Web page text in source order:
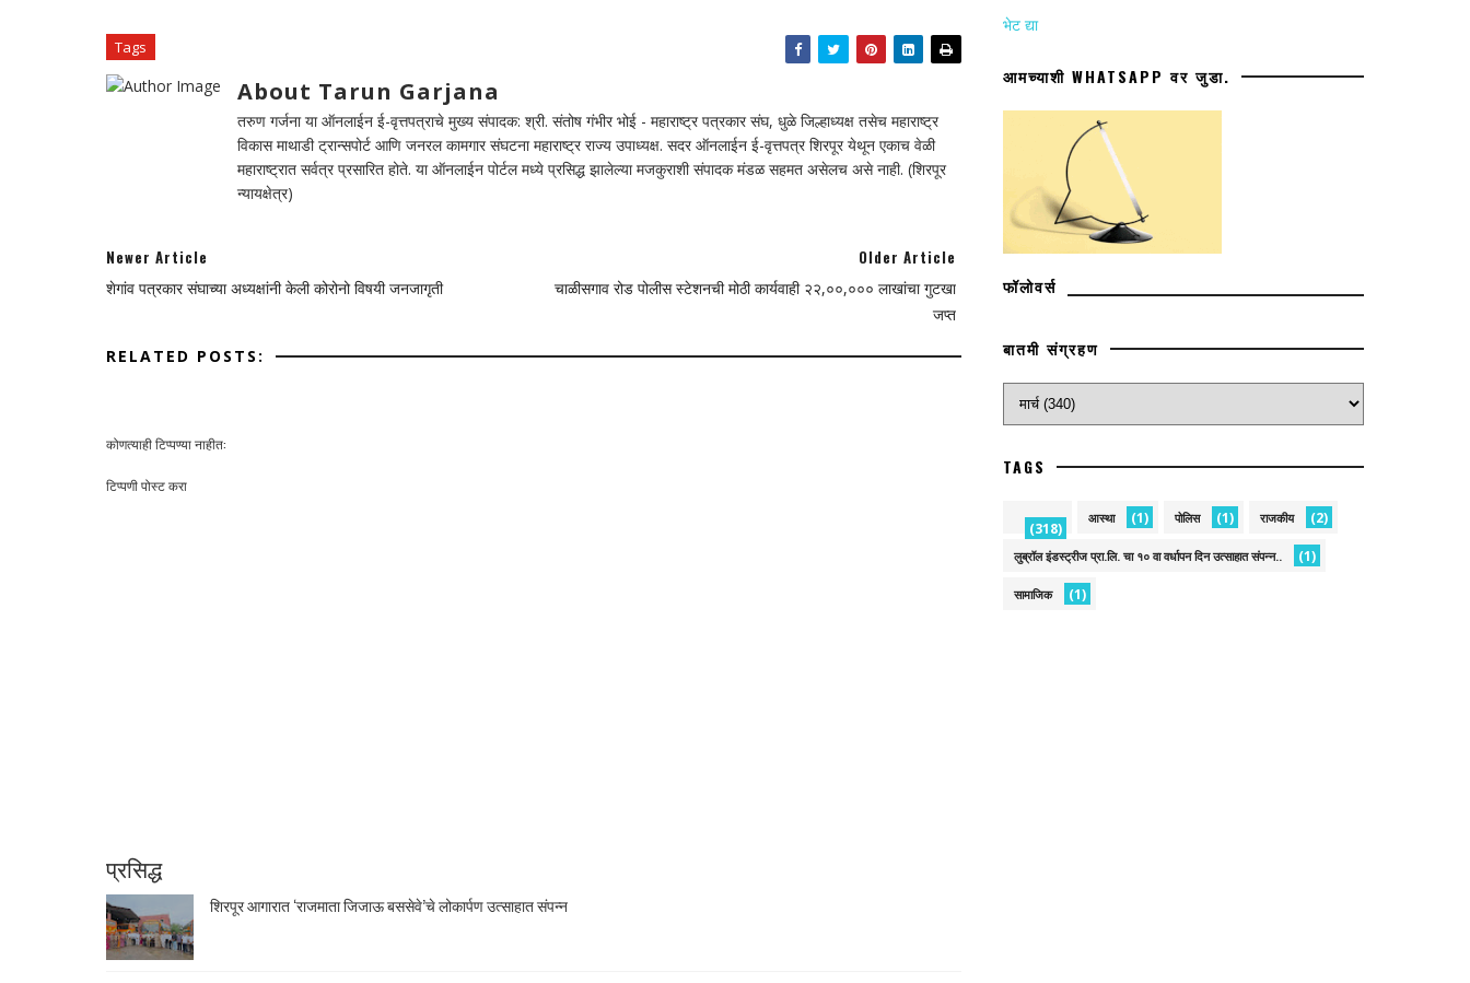
Tags
About Tarun Garjana
तरुण गर्जना या ऑनलाईन ई-वृत्तपत्राचे मुख्य संपादक: श्री. संतोष गंभीर भोई - महाराष्ट्र पत्रकार संघ, धुळे जिल्हाध्यक्ष तसेच महाराष्ट्र
विकास माथाडी ट्रान्सपोर्ट आणि जनरल कामगार संघटना महाराष्ट्र राज्य उपाध्यक्ष. सदर ऑनलाईन ई-वृत्तपत्र शिरपूर येथून एकाच वेळी
महाराष्ट्रात सर्वत्र प्रसारित होते. या ऑनलाईन पोर्टल मध्ये प्रसिद्ध झालेल्या मजकुराशी संपादक मंडळ सहमत असेलच असे नाही. (शिरपूर
न्यायक्षेत्र)
Newer Article
शेगांव पत्रकार संघाच्या अध्यक्षांनी केली कोरोनो विषयी जनजागृती
Older Article
चाळीसगाव रोड पोलीस स्टेशनची मोठी कार्यवाही २२,००,००० लाखांचा गुटखा
जप्त
RELATED POSTS:
कोणत्याही टिप्पण्‍या नाहीत:
टिप्पणी पोस्ट करा
प्रसिद्ध
शिरपूर आगारात ‘राजमाता जिजाऊ बससेवे’चे लोकार्पण उत्साहात संपन्न
भेट द्या
आमच्याशी WHATSAPP वर जुडा.
फॉलोवर्स
बातमी संग्रहण
TAGS
(318)
आस्था (1) पोलिस (1) राजकीय (2)
लुब्रॉल इंडस्ट्रीज प्रा.लि. चा १० वा वर्धापन दिन उत्साहात संपन्न.. (1)
सामाजिक (1)